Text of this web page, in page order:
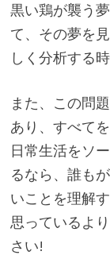
黒い鶏が襲う
て、その夢を
しく分析する時
また、この問
あり、すべて
日常生活をソ
るなら、誰も
いことを理解
思っているよ
さい!